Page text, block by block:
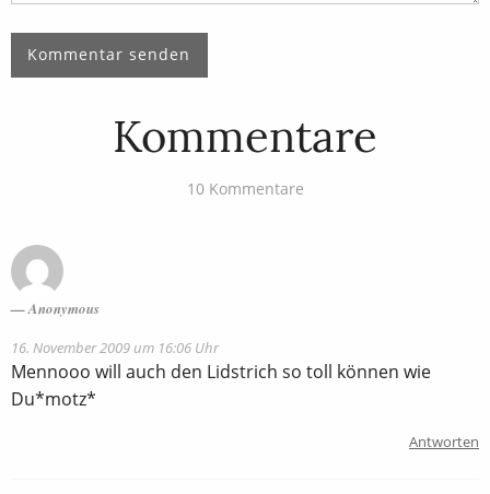
Kommentare
10 Kommentare
Anonymous
16. November 2009 um 16:06 Uhr
Mennooo will auch den Lidstrich so toll können wie
Du*motz*
Antworten